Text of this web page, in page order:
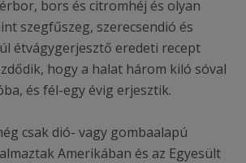
bors és citromhéj és olyan
szegfűszeg, szerecsendió és
étvágygerjesztő eredeti recept
hogy a halat három kiló sóval
és fél-egy évig erjesztik.
csak dió- vagy gombaalapú
Amerikában és az Egyesült